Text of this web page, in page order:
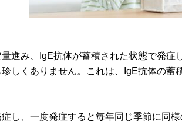
進み、IgE抗体が蓄積された状態で発
しくありません。これは、IgE抗体の
し、一度発症すると毎年同じ季節に同